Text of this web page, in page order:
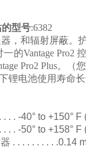
的型号:6382
，和辐射屏蔽。
的Vantage Pro2
Pro2 Plus。
锂电池使用寿命长
. . . -40° to +150° F
. . . -50° to +158° F
. . . . . . . . . .0.14